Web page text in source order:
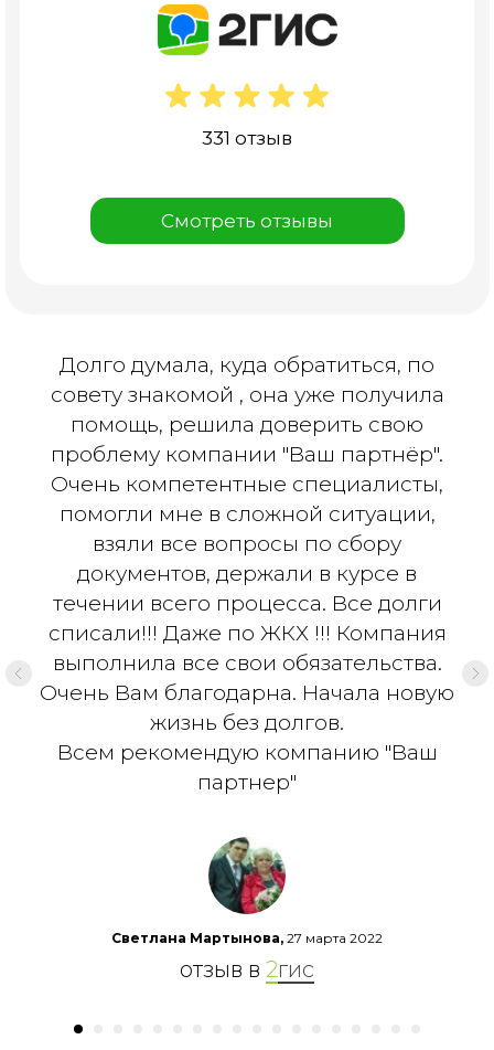
331 отзыв
Смотреть отзывы
Долго думала, куда обратиться, по
совету знакомой , она уже получила
помощь, решила доверить свою
проблему компании "Ваш партнёр".
Очень компетентные специалисты,
помогли мне в сложной ситуации,
взяли все вопросы по сбору
документов, держали в курсе в
течении всего процесса. Все долги
списали!!! Даже по ЖКХ !!! Компания
выполнила все свои обязательства.
Очень Вам благодарна. Начала новую
жизнь без долгов.
Всем рекомендую компанию "Ваш
партнер"
Светлана Мартынова, 27 марта 2022
отзыв в 2гис